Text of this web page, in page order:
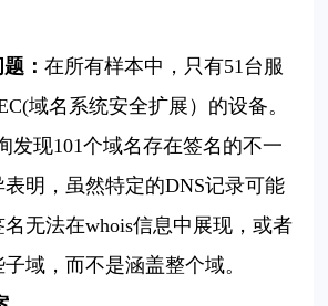
题：在所有样本中，只有51台服
域名系统安全扩展）的设备。
发现101个域名存在签名的不一
明，虽然特定的DNS记录可能
无法在whois信息中展现，或者
域，而不是涵盖整个域。